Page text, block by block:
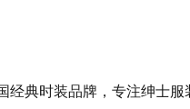
典时装品牌，专注绅士服